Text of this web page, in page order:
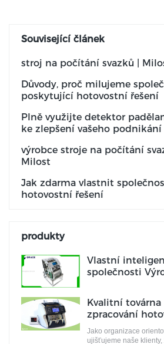
Související článek
stroj na počítání svazků |
Důvody, proč milujeme
poskytující hotovostní řešení
Plně využijte detektor
ke zlepšení vašeho podnikání
výrobce stroje na počítání
Milost
Jak zdarma vlastnit
hotovostní řešení
produkty
Vlastní
společnosti
Kvalitní továrna
zpracování
Jako organizace
ujišťujeme naše klienty,